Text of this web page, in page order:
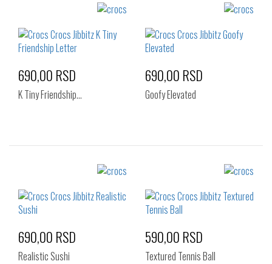
Izaberi željeni broj: Izaberi željeni broj:
Izaberi željeni broj:
690,00 RSD
K Tiny Friendship…
Izaberi željeni broj:
690,00 RSD
Goofy Elevated
690,00 RSD
Realistic Sushi
590,00 RSD
Textured Tennis Ball